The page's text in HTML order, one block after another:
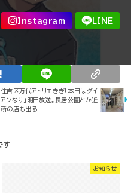
住吉区万代アトリエきぎ「本日はダイ
アンなり」明日放送。長居公園とか近
所の店も出る
お知らせ